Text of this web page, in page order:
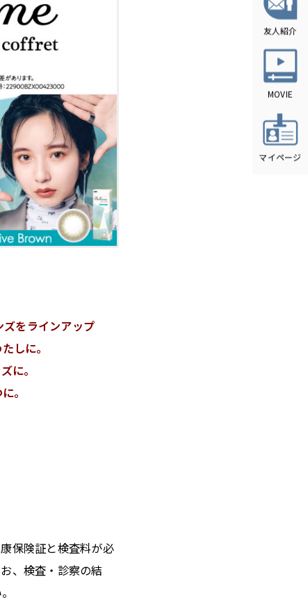
をラインアップ
しに。
に。
。
保険証と検査料が必
、検査・診察の結